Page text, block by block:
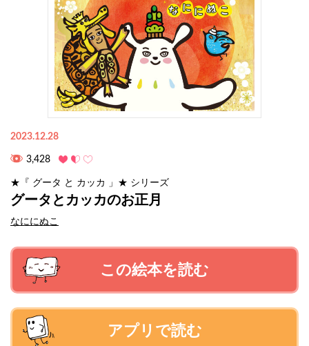
2023.12.28
3,428
★『 グータ と カッカ 」★ シリーズ
グータとカッカのお正月
なににぬこ
この絵本を読む
アプリで読む